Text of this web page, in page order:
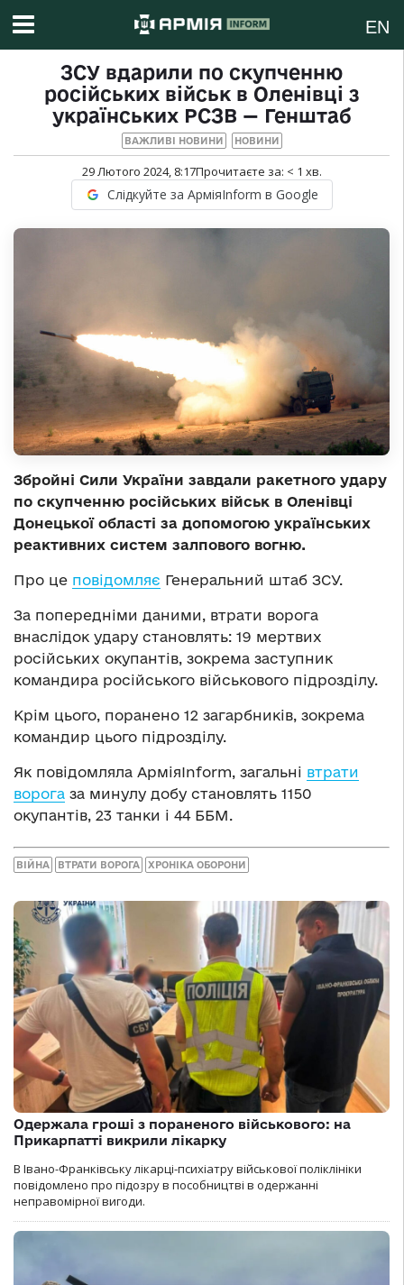
EN
ЗСУ вдарили по скупченню
російських військ в Оленівці з
українських РСЗВ — Генштаб
ВАЖЛИВІ НОВИНИ НОВИНИ
29 Лютого 2024, 8:17Прочитаєте за: < 1 хв.
Слідкуйте за АрміяInform в Google
Збройні Сили України завдали ракетного удару
по скупченню російських військ в Оленівці
Донецької області за допомогою українських
реактивних систем залпового вогню.
Про це повідомляє Генеральний штаб ЗСУ.
За попередніми даними, втрати ворога
внаслідок удару становлять: 19 мертвих
російських окупантів, зокрема заступник
командира російського військового підрозділу.
Крім цього, поранено 12 загарбників, зокрема
командир цього підрозділу.
Як повідомляла АрміяInform, загальні втрати
ворога за минулу добу становлять 1150
окупантів, 23 танки і 44 ББМ.
ВІЙНА ВТРАТИ ВОРОГА ХРОНІКА ОБОРОНИ
Одержала гроші з пораненого військового: на
Прикарпатті викрили лікарку
В Івано-Франківську лікарці-психіатру військової поліклініки
повідомлено про підозру в пособництві в одержанні
неправомірної вигоди.